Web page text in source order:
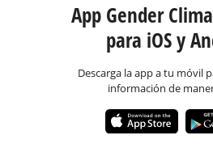
App Gender
para iOS y
Descarga la app a tu móvil
información de